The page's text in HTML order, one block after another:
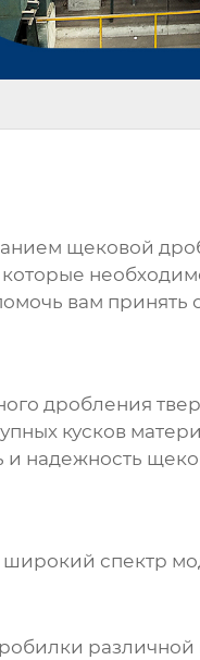
щековой
вам
дробления
кусков
и надежность
спектр
различной